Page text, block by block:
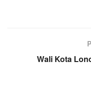
Wali Kota